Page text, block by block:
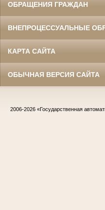
ОБРАЩЕНИЯ ГРАЖДАН
ВНЕПРОЦЕССУАЛЬНЫЕ
КАРТА САЙТА
ОБЫЧНАЯ ВЕРСИЯ САЙТА
2006-2026 «Государственная